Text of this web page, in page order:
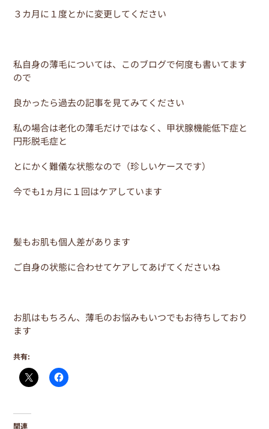
３カ月に１度とかに変更してください
私自身の薄毛については、このブログで何度も書いてます
ので
良かったら過去の記事を見てみてください
私の場合は老化の薄毛だけではなく、甲状腺機能低下症と
円形脱毛症と
とにかく難儀な状態なので（珍しいケースです）
今でも1ヵ月に１回はケアしています
髪もお肌も個人差があります
ご自身の状態に合わせてケアしてあげてくださいね
お肌はもちろん、薄毛のお悩みもいつでもお待ちしており
ます
共有:
関連